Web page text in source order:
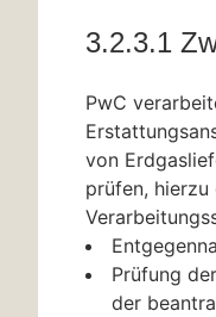
3.2.3.1
PwC
von
prüfen, hierzu
Prüfung
der